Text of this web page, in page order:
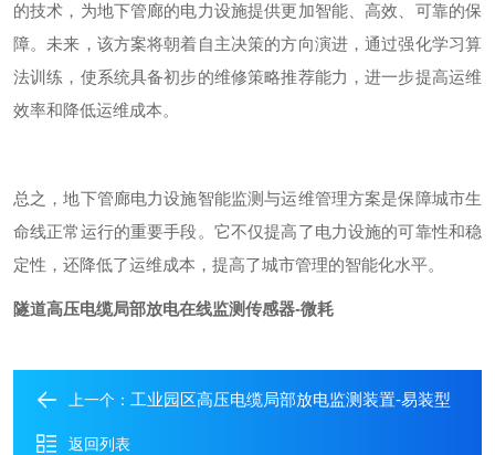
的技术，为地下管廊的电力设施提供更加智能、高效、可靠的保
障。未来，该方案将朝着自主决策的方向演进，通过强化学习算
法训练，使系统具备初步的维修策略推荐能力，进一步提高运维
效率和降低运维成本。
总之，地下管廊电力设施智能监测与运维管理方案是保障城市生
命线正常运行的重要手段。它不仅提高了电力设施的可靠性和稳
定性，还降低了运维成本，提高了城市管理的智能化水平。
隧道高压电缆局部放电在线监测传感器-微耗
上一个： 工业园区高压电缆局部放电监测装置-易装型
返回列表